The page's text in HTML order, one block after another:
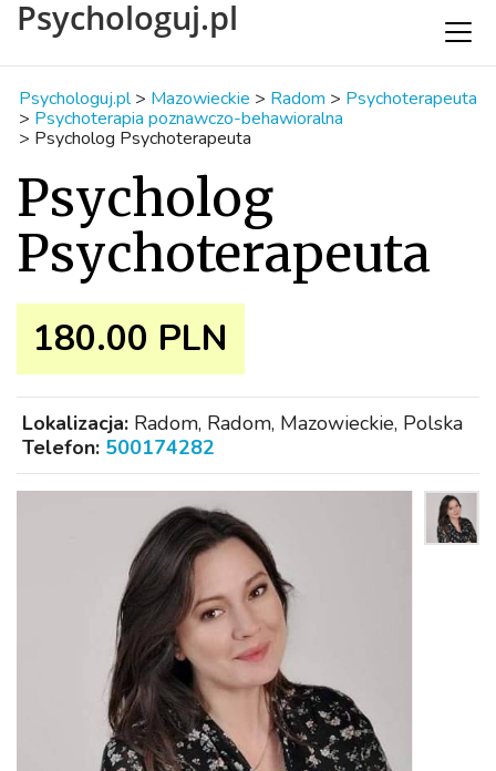
Psychologuj.pl
Psychologuj.pl > Mazowieckie > Radom > Psychoterapeuta
> Psychoterapia poznawczo-behawioralna
> Psycholog Psychoterapeuta
Psycholog
Psychoterapeuta
180.00 PLN
Lokalizacja: Radom, Radom, Mazowieckie, Polska
Telefon: 500174282